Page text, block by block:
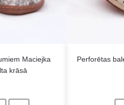
Maciejka
krāsā
Perforētas